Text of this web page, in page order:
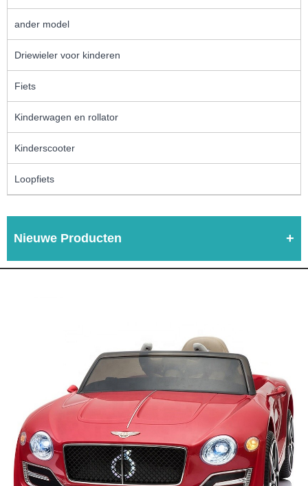
ander model
Driewieler voor kinderen
Fiets
Kinderwagen en rollator
Kinderscooter
Loopfiets
Nieuwe Producten